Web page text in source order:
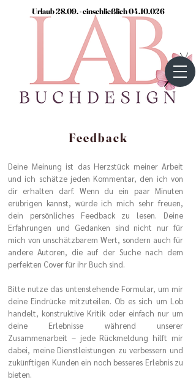
Urlaub 28.09. - einschließlich04.10.026
Feedback
Deine Meinung ist das Herzstück meiner Arbeit
und ich schätze jeden Kommentar, den ich von
dir erhalten darf. Wenn du ein paar Minuten
erübrigen kannst, würde ich mich sehr freuen,
dein persönliches Feedback zu lesen. Deine
Erfahrungen und Gedanken sind nicht nur für
mich von unschätzbarem Wert, sondern auch für
andere Autoren, die auf der Suche nach dem
perfekten Cover für ihr Buch sind.
Bitte nutze das untenstehende Formular, um mir
deine Eindrücke mitzuteilen. Ob es sich um Lob
handelt, konstruktive Kritik oder einfach nur um
deine Erlebnisse während unserer
Zusammenarbeit – jede Rückmeldung hilft mir
dabei, meine Dienstleistungen zu verbessern und
zukünftigen Kunden ein noch besseres Erlebnis zu
bieten.